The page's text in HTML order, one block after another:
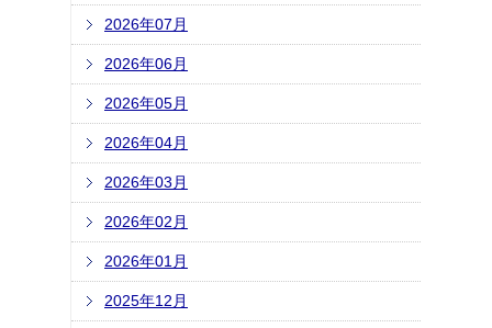
2026年07月
2026年06月
2026年05月
2026年04月
2026年03月
2026年02月
2026年01月
2025年12月